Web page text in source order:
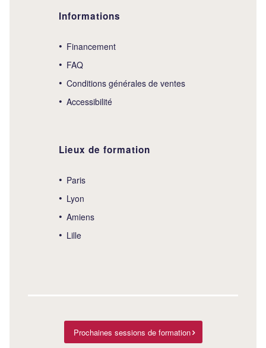
Informations
Financement
FAQ
Conditions générales de ventes
Accessibilité
Lieux de formation
Paris
Lyon
Amiens
Lille
Prochaines sessions de formation